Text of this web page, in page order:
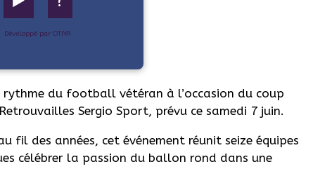
Développé par OTIYA
du football vétéran à l’occasion du coup
Sergio Sport, prévu ce samedi 7 juin.
fil des années, cet événement réunit seize équipes
célébrer la passion du ballon rond dans une